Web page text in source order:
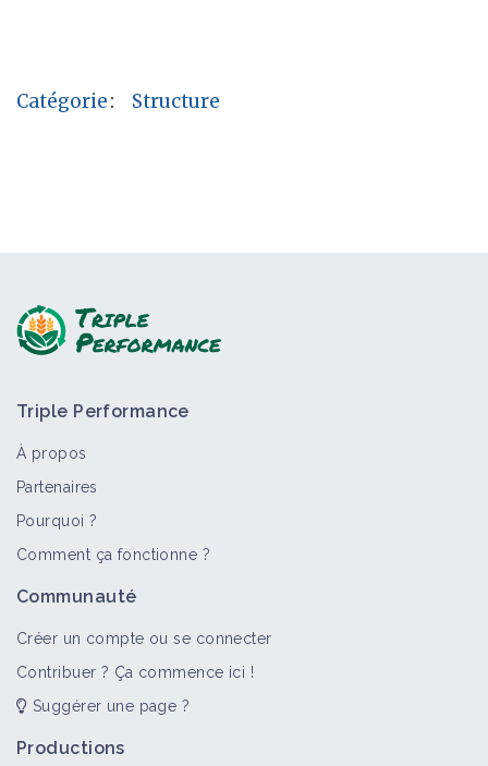
Catégorie: Structure
Triple Performance
À propos
Partenaires
Pourquoi ?
Comment ça fonctionne ?
Communauté
Créer un compte ou se connecter
Contribuer ? Ça commence ici !
Suggérer une page ?
Productions